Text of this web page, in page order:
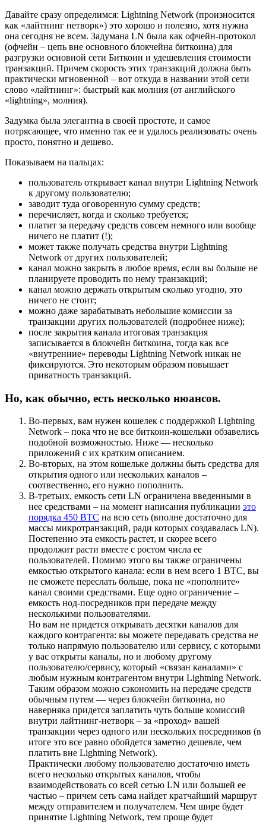
Давайте сразу определимся: Lightning Network (произносится
как «лайтнинг нетворк») это хорошо и полезно, хотя нужна
она сегодня не всем. Задумана LN была как офчейн-протокол
(офчейн – цепь вне основного блокчейна биткоина) для
разгрузки основной сети Биткоин и удешевления стоимости
транзакций. Причем скорость этих транзакций должна быть
практически мгновенной – вот откуда в названии этой сети
слово «лайтнинг»: быстрый как молния (от английского
«lightning», молния).
Задумка была элегантна в своей простоте, и самое
потрясающее, что именно так ее и удалось реализовать: очень
просто, понятно и дешево.
Показываем на пальцах:
пользователь открывает канал внутри Lightning Network
к другому пользователю;
заводит туда оговоренную сумму средств;
перечисляет, когда и сколько требуется;
платит за передачу средств совсем немного или вообще
ничего не платит (!);
может также получать средства внутри Lightning
Network от других пользователей;
канал можно закрыть в любое время, если вы больше не
планируете проводить по нему транзакций;
канал можно держать открытым сколько угодно, это
ничего не стоит;
можно даже зарабатывать небольшие комиссии за
транзакции других пользователей (подробнее ниже);
после закрытия канала итоговая транзакция
записывается в блокчейн биткоина, тогда как все
«внутренние» переводы Lightning Network никак не
фиксируются. Это некоторым образом повышает
приватность транзакций.
Но, как обычно, есть несколько нюансов.
Во-первых, вам нужен кошелек с поддержкой Lightning
Network – пока что не все биткоин-кошельки обзавелись
подобной возможностью. Ниже — несколько
приложений с их кратким описанием.
Во-вторых, на этом кошельке должны быть средства для
открытия одного или нескольких каналов –
соотвественно, его нужно пополнить.
В-третьих, емкость сети LN ограничена введенными в
нее средствами – на момент написания публикации это
порядка 450 ВТС на всю сеть (вполне достаточно для
массы микротранзакций, ради которых создавалась LN).
Постепенно эта емкость растет, и скорее всего
продолжит расти вместе с ростом числа ее
пользователей. Помимо этого вы также ограничены
емкостью открытого канала: если в нем всего 1 ВТС, вы
не сможете переслать больше, пока не «пополните»
канал своими средствами. Еще одно ограничение –
емкость нод-посредников при передаче между
несколькими пользователями.
Но вам не придется открывать десятки каналов для
каждого контрагента: вы можете передавать средства не
только напрямую пользователю или сервису, с которыми
у вас открыты каналы, но и любому другому
пользователю/сервису, который «связан каналами» с
любым нужным контрагентом внутри Lightning Network.
Таким образом можно сэкономить на передаче средств
обычным путем — через блокчейн биткоина, но
наверняка придется заплатить чуть больше комиссий
внутри лайтнинг-нетворк – за «проход» вашей
транзакции через одного или нескольких посредников (в
итоге это все равно обойдется заметно дешевле, чем
платить вне Lightning Network).
Практически любому пользователю достаточно иметь
всего несколько открытых каналов, чтобы
взаимодействовать со всей сетью LN или большей ее
частью – причем сеть сама найдет кратчайший маршрут
между отправителем и получателем. Чем шире будет
принятие Lightning Network, тем проще будет